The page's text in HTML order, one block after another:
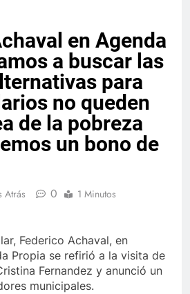
en Agenda
a buscar las
para
no queden
de la pobreza
un bono de
Atrás 0 1 Minutos
Federico Achaval, en
Propia se refirió a la visita de
Fernandez y anunció un
municipales.